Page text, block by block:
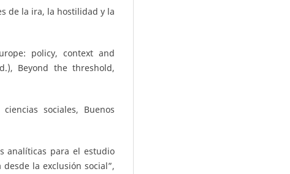
de la ira, la hostilidad y la
policy, context and
Beyond the threshold,
sociales, Buenos
analíticas para el estudio
la exclusión social”,